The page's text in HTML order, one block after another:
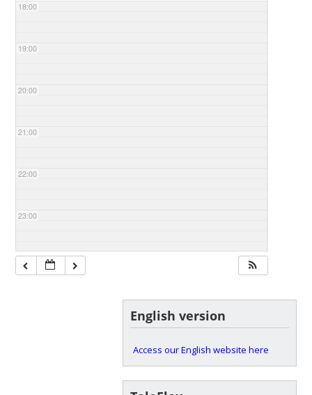
18:00
19:00
20:00
21:00
22:00
23:00
English version
Access our English website here